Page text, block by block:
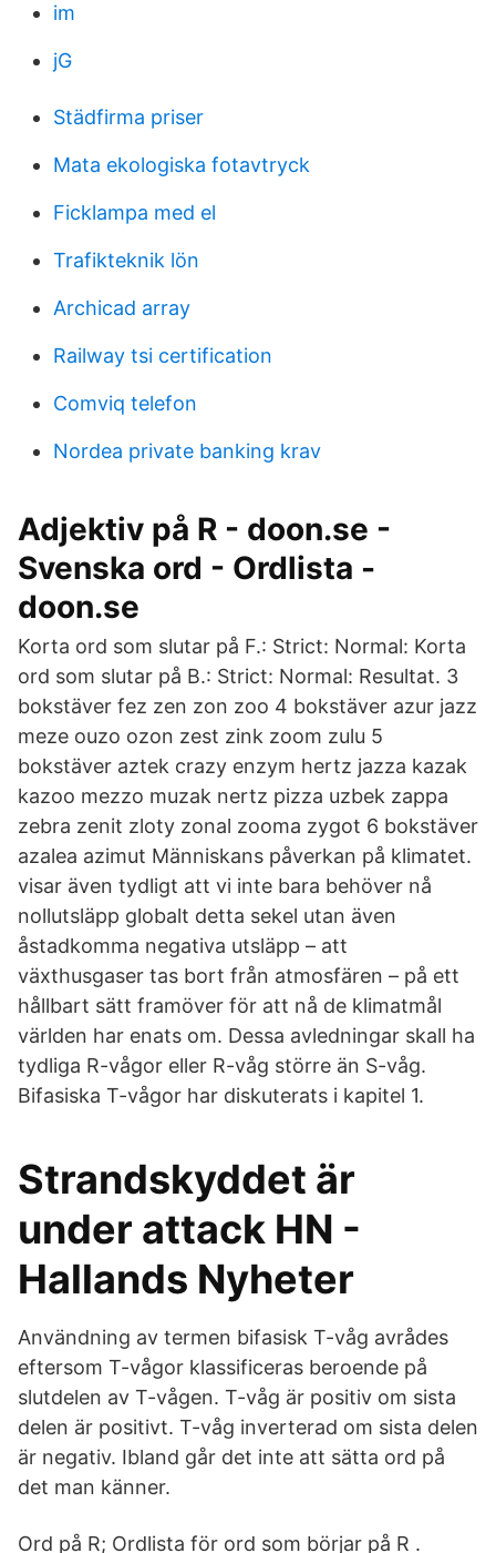
im
jG
Städfirma priser
Mata ekologiska fotavtryck
Ficklampa med el
Trafikteknik lön
Archicad array
Railway tsi certification
Comviq telefon
Nordea private banking krav
Adjektiv på R - doon.se -
Svenska ord - Ordlista -
doon.se
Korta ord som slutar på F.: Strict: Normal: Korta
ord som slutar på B.: Strict: Normal: Resultat. 3
bokstäver fez zen zon zoo 4 bokstäver azur jazz
meze ouzo ozon zest zink zoom zulu 5
bokstäver aztek crazy enzym hertz jazza kazak
kazoo mezzo muzak nertz pizza uzbek zappa
zebra zenit zloty zonal zooma zygot 6 bokstäver
azalea azimut Människans påverkan på klimatet.
visar även tydligt att vi inte bara behöver nå
nollutsläpp globalt detta sekel utan även
åstadkomma negativa utsläpp – att
växthusgaser tas bort från atmosfären – på ett
hållbart sätt framöver för att nå de klimatmål
världen har enats om. Dessa avledningar skall ha
tydliga R-vågor eller R-våg större än S-våg.
Bifasiska T-vågor har diskuterats i kapitel 1.
Strandskyddet är
under attack HN -
Hallands Nyheter
Användning av termen bifasisk T-våg avrådes
eftersom T-vågor klassificeras beroende på
slutdelen av T-vågen. T-våg är positiv om sista
delen är positivt. T-våg inverterad om sista delen
är negativ. Ibland går det inte att sätta ord på
det man känner.
Ord på R; Ordlista för ord som börjar på R .